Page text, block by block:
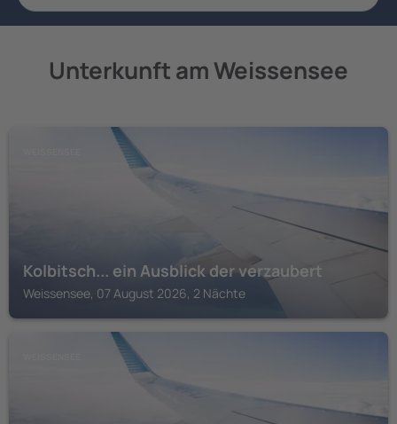
Unterkunft am Weissensee
Kolbitsch... ein Ausblick der verzaubert
Weissensee, 07 August 2026, 2 Nächte